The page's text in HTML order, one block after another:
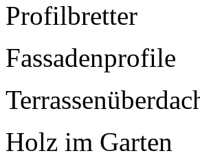
Profilbretter
Fassadenprofile
Holz im Garten